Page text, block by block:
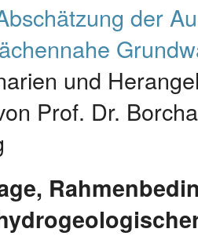
der
und
Prof. Dr.